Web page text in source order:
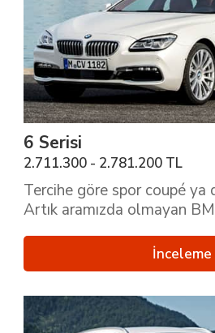
6 Serisi
2.711.300 - 2.781.200 TL
Tercihe göre spor coupé ya
Artık aramızda olmayan
İnceleme